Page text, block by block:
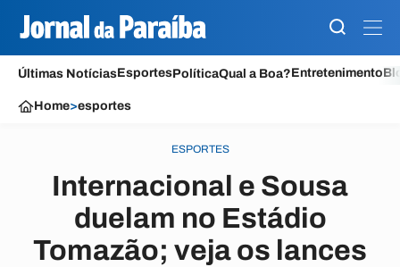
Últimas NotíciasEsportesPolíticaQual a Boa?Entretenimento
Home>esportes
ESPORTES
Internacional e Sousa
duelam no Estádio
Tomazão; veja os lances